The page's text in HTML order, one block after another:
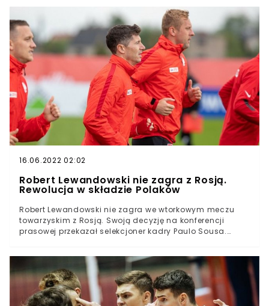
kończy swoją przygodę z reprezentacją Polski siatkarzy.
Belgijski szkoleniowiec w swoim ostatnim meczu w roli
selekcjonera Biało-Czerwonych poprowadził kadrę do
brązowego medalu mistrzostw Europy.Polacy do
niedzielnego meczu przystępowali po
niewytłumaczalnej porażce ze Słowenią 1:3 w półfinale.
Biało-Czerwoni mieli jedynie 24 godziny na
podniesienie się po tej porażce, bo już w niedzielę czekał
ich bój o trzecie miejsce z ustępującymi mistrzami
Europy Serbami.
16.06.2022 02:02
Robert Lewandowski nie zagra z Rosją.
Rewolucja w składzie Polaków
Robert Lewandowski nie zagra we wtorkowym meczu
towarzyskim z Rosją. Swoją decyzję na konferencji
prasowej przekazał selekcjoner kadry Paulo Sousa.
bramce, gdzie nie zagra Wojciech Szczęsny i kilku
innych kluczowych zawodników.Robert Lewandowski
odpocznie w towarzyskim meczu z Rosją Selekcjoner
Paulo Sousa zdradził powody swojej decyzji na